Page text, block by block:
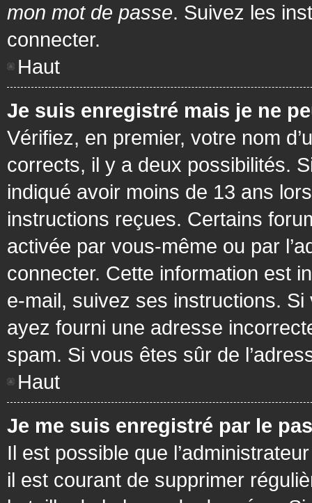
mon mot de passe. Suivez les
connecter.
Haut
Je suis enregistré mais je ne
Vérifiez, en premier, votre nom
corrects, il y a deux possibilités.
indiqué avoir moins de 13 ans
instructions reçues. Certains
activée par vous-même ou par
connecter. Cette information est
e-mail, suivez ses instructions. Si
ayez fourni une adresse
spam. Si vous êtes sûr de
Haut
Je me suis enregistré par le
Il est possible que
il est courant de supprimer